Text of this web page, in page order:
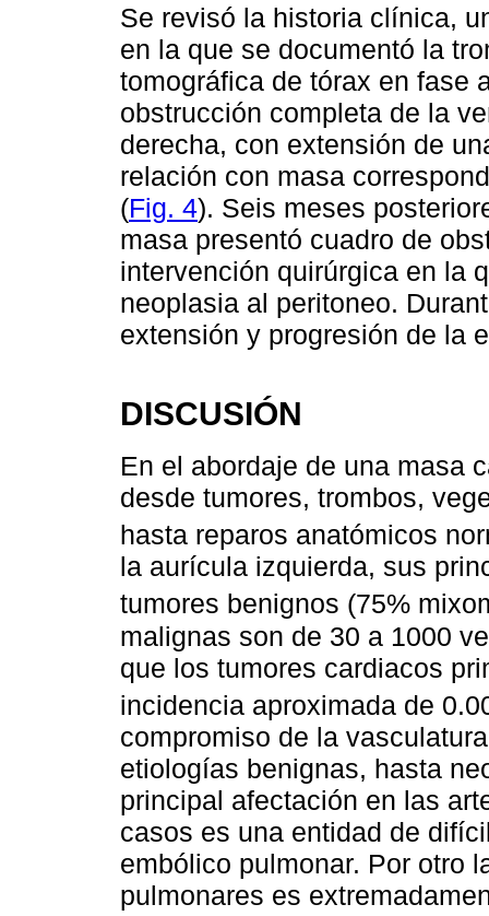
Se revisó la historia clínica,
en la que se documentó la
tomográfica de tórax en fase
obstrucción completa de la
derecha, con extensión de
relación con masa
(Fig. 4). Seis meses
masa presentó cuadro de
intervención quirúrgica en la
neoplasia al peritoneo.
extensión y progresión de la
DISCUSIÓN
En el abordaje de una masa
desde tumores, trombos,
hasta reparos anatómicos
la aurícula izquierda, sus
tumores benignos (75%
malignas son de 30 a 1000
que los tumores cardiacos
incidencia aproximada de
compromiso de la
etiologías benignas, hasta
principal afectación en las
casos es una entidad de
embólico pulmonar. Por otro
pulmonares es